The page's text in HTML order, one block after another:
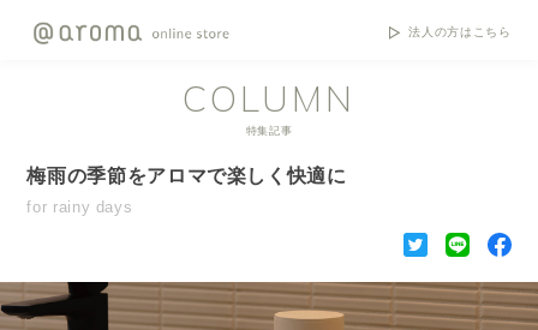
法人の方はこちら
COLUMN
特集記事
梅雨の季節をアロマで楽しく快適に
for rainy days